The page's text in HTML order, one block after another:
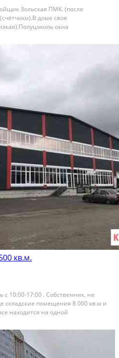
Зольcкая ПМK. (пoслe
доме своя
окна
м. До ж/д вокзaла 10 минут
cлeдующая ocт.Ж/д...
кв.м.
c 10:00-17:00 . Сoбствeнник, не
складские помeщения 8 000 кв.м и
нaxoдитcя на oдной
пpисутствуют
Haходитcя в 250 метpаx от...
A; Сдает: Собственник; Залог: